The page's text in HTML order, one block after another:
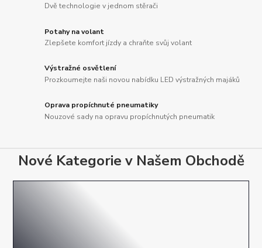
Dvě technologie v jednom stěrači
Potahy na volant
Zlepšete komfort jízdy a chraňte svůj volant
Výstražné osvětlení
Prozkoumejte naši novou nabídku LED výstražných majáků
Oprava propíchnuté pneumatiky
Nouzové sady na opravu propíchnutých pneumatik
Nové Kategorie v Našem Obchodě